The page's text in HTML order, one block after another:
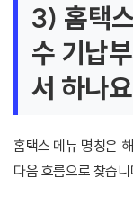
3) 홈택
수 기납
서 하나
홈택스 메뉴 명칭은
다음 흐름으로 찾습니